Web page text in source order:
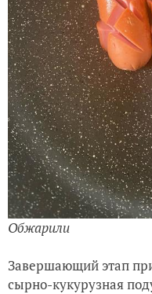
Обжарили
Завершающий этап
сырно-кукурузная